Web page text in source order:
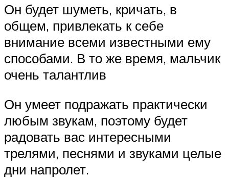
Он будет шуметь, кричать, в
общем, привлекать к себе
внимание всеми известными ему
способами. В то же время, мальчик
очень талантлив
Он умеет подражать практически
любым звукам, поэтому будет
радовать вас интересными
трелями, песнями и звуками целые
дни напролет.